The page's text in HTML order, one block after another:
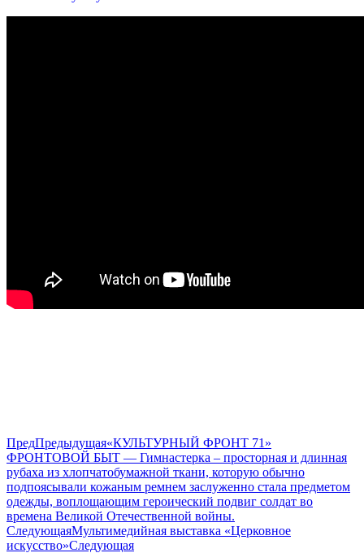
ПредПредыдущая«КУЛЬТУРНЫЙ ФРОНТ 71»
ФРОНТОВОЙ БЫТ — Гимнастерка – просторная и длинная
рубаха из хлопчатобумажной ткани, которую обычно
подпоясывали кожаным ремнем заслуженно стала предметом
одежды, воплощающим героический подвиг солдат во
времена Великой Отечественной войны.
СледующаяМультимедийная выставка «Церковное
искусство»Следующая